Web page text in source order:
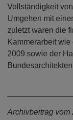
Vollständigkeit
Umgehen mit
zuletzt waren die
Kammerarbeit
2009 sowie der
Archivbeitrag vom